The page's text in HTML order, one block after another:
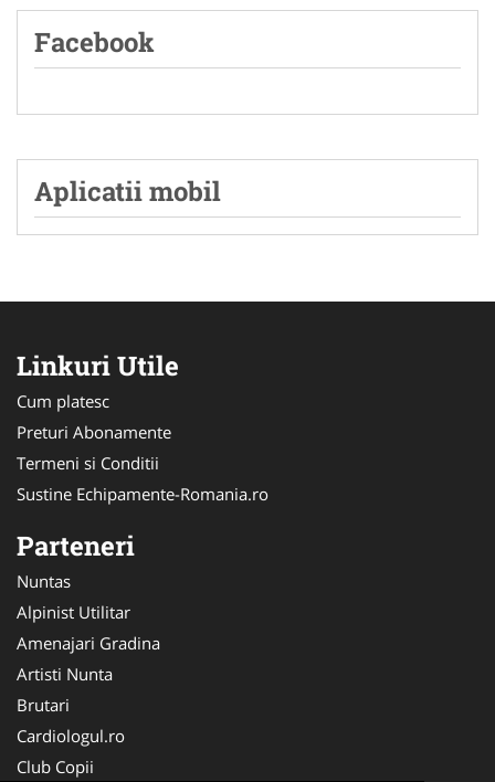
Facebook
Aplicatii mobil
Linkuri Utile
Cum platesc
Preturi Abonamente
Termeni si Conditii
Sustine Echipamente-Romania.ro
Parteneri
Nuntas
Alpinist Utilitar
Amenajari Gradina
Artisti Nunta
Brutari
Cardiologul.ro
Club Copii